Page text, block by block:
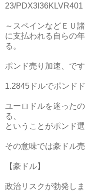
23/PDX3I36KLVR401
～スペインなどＥＵ
に支払われる自らの
る。
ポンド売り加速、です
1.2845ドルでポンド
ユーロドルを迷った
る、
ということがポンド選
その意味では豪ドル
【豪ドル】
政治リスクが勃発しま